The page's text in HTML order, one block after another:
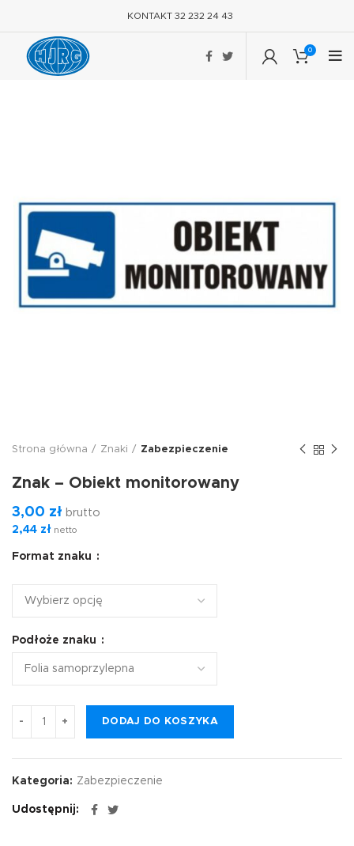
KONTAKT 32 232 24 43
0
Strona główna Znaki Zabezpieczenie
Znak – Obiekt monitorowany
3,00 zł brutto
2,44 zł netto
Format znaku
Podłoże znaku
DODAJ DO KOSZYKA
Kategoria: Zabezpieczenie
Udostępnij